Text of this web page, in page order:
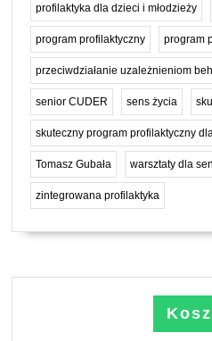
profilaktyka dla dzieci i młodzieży
program profilaktyczny program
przeciwdziałanie uzależnieniom
senior CUDER sens życia
skuteczny program profilaktyczny
Tomasz Gubała warsztaty dla
zintegrowana profilaktyka